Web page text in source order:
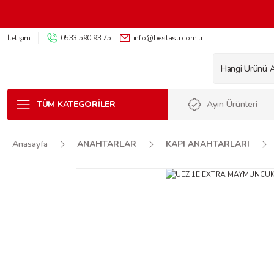
İletişim 0533 590 93 75 info@bestasli.com.tr
TÜM KATEGORILER Ayın Ürünleri
Anasayfa ANAHTARLAR KAPI ANAHTARLARI